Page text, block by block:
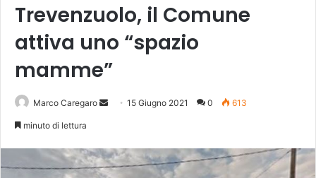
Trevenzuolo, il Comune
attiva uno “spazio
mamme”
Marco Caregaro
Invia 15 Giugno 2021 0 613
minuto di lettura